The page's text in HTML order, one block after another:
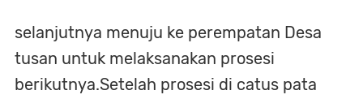
selanjutnya menuju ke perempatan Desa
tusan untuk melaksanakan prosesi
berikutnya.Setelah prosesi di catus pata